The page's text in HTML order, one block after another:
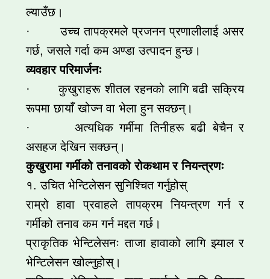
ल्याउँछ।
· उच्च तापक्रमले प्रजनन प्रणालीलाई असर
गर्छ, जसले गर्दा कम अण्डा उत्पादन हुन्छ।
व्यवहार परिमार्जनः
· कुखुराहरू शीतल रहनको लागि बढी सक्रिय
रूपमा छायाँ खोज्न वा भेला हुन सक्छन्।
· अत्यधिक गर्मीमा तिनीहरू बढी बेचैन र
असहज देखिन सक्छन्।
कुखुरामा गर्मीको तनावको रोकथाम र नियन्त्रणः
१. उचित भेन्टिलेसन सुनिश्चित गर्नुहोस्
राम्रो हावा प्रवाहले तापक्रम नियन्त्रण गर्न र
गर्मीको तनाव कम गर्न मद्दत गर्छ।
प्राकृतिक भेन्टिलेसनः ताजा हावाको लागि झ्याल र
भेन्टिलेसन खोल्नुहोस्।